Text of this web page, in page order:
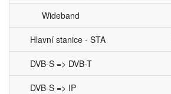
Wideband
Hlavní stanice - STA
DVB-S => DVB-T
DVB-S => IP